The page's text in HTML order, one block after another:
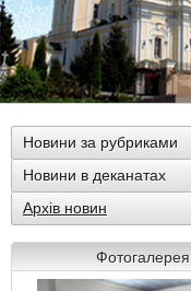
Новини за рубриками
Новини в деканатах
Архів новин
Фотогалерея